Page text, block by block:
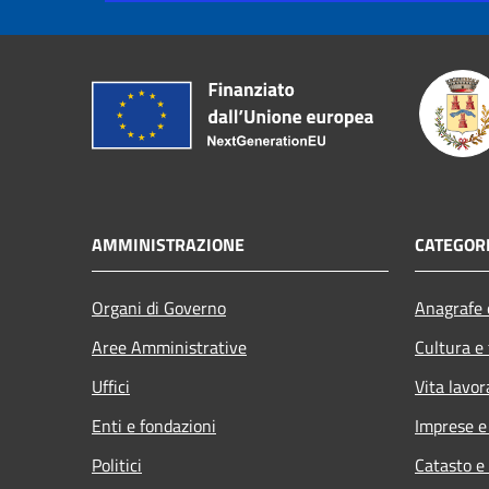
AMMINISTRAZIONE
Organi di Governo
Aree Amministrative
Uffici
Enti e fondazioni
Politici
Cultura
Vita
Imprese
Catasto